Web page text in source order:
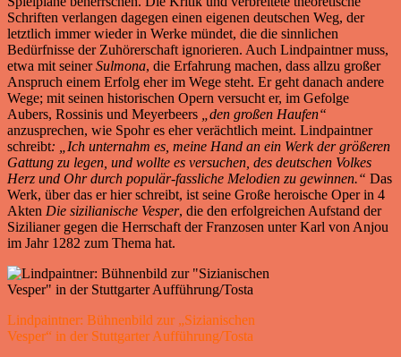
Schriften verlangen dagegen einen eigenen deutschen Weg, der
letztlich immer wieder in Werke mündet, die die sinnlichen
Bedürfnisse der Zuhörerschaft ignorieren. Auch Lindpaintner muss,
etwa mit seinerSulmona, die Erfahrung machen, dass allzu großer
Anspruch einem Erfolg eher im Wege steht. Er geht danach andere
Wege; mit seinen historischen Opern versucht er, im Gefolge
Aubers, Rossinis und Meyerbeers „den großen Haufen“
anzusprechen, wie Spohr es eher verächtlich meint. Lindpaintner
schreibt: „Ich unternahm es, meine Hand an ein Werk der größeren
Gattung zu legen, und wollte es versuchen, des deutschen Volkes
Herz und Ohr durch populär-fassliche Melodien zu gewinnen.“ Das
Werk, über das er hier schreibt, ist seine Große heroische Oper in 4
Akten Die sizilianische Vesper, die den erfolgreichen Aufstand der
Sizilianer gegen die Herrschaft der Franzosen unter Karl von Anjou
im Jahr 1282 zum Thema hat.
Lindpaintner: Bühnenbild zur „Sizianischen
Vesper“ in der Stuttgarter Aufführung/Tosta